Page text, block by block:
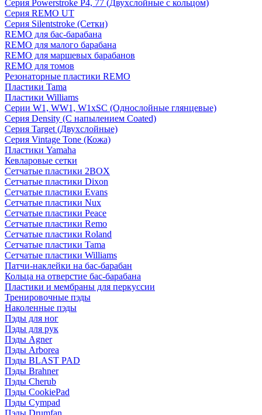
Серия Powerstroke P4, 77 (Двухслойные с кольцом)
Серия REMO UT
Серия Silentstroke (Сетки)
REMO для бас-барабана
REMO для малого барабана
REMO для маршевых барабанов
REMO для томов
Резонаторные пластики REMO
Пластики Tama
Пластики Williams
Серии W1, WW1, W1xSC (Однослойные глянцевые)
Серия Density (C напылением Coated)
Серия Target (Двухслойные)
Серия Vintage Tone (Кожа)
Пластики Yamaha
Кевларовые сетки
Сетчатые пластики 2BOX
Сетчатые пластики Dixon
Сетчатые пластики Evans
Сетчатые пластики Nux
Сетчатые пластики Peace
Сетчатые пластики Remo
Сетчатые пластики Roland
Сетчатые пластики Tama
Сетчатые пластики Williams
Патчи-наклейки на бас-барабан
Кольца на отверстие бас-барабана
Пластики и мембраны для перкуссии
Тренировочные пэды
Наколенные пэды
Пэды для ног
Пэды для рук
Пэды Agner
Пэды Arborea
Пэды BLAST PAD
Пэды Brahner
Пэды Cherub
Пэды CookiePad
Пэды Cympad
Пэды Drumfan